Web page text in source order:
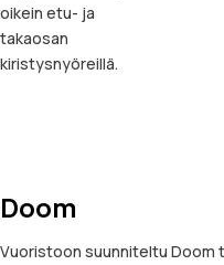
oikein etu- ja
takaosan
kiristysnyöreillä.
Doom
Vuoristoon suunniteltu Doom